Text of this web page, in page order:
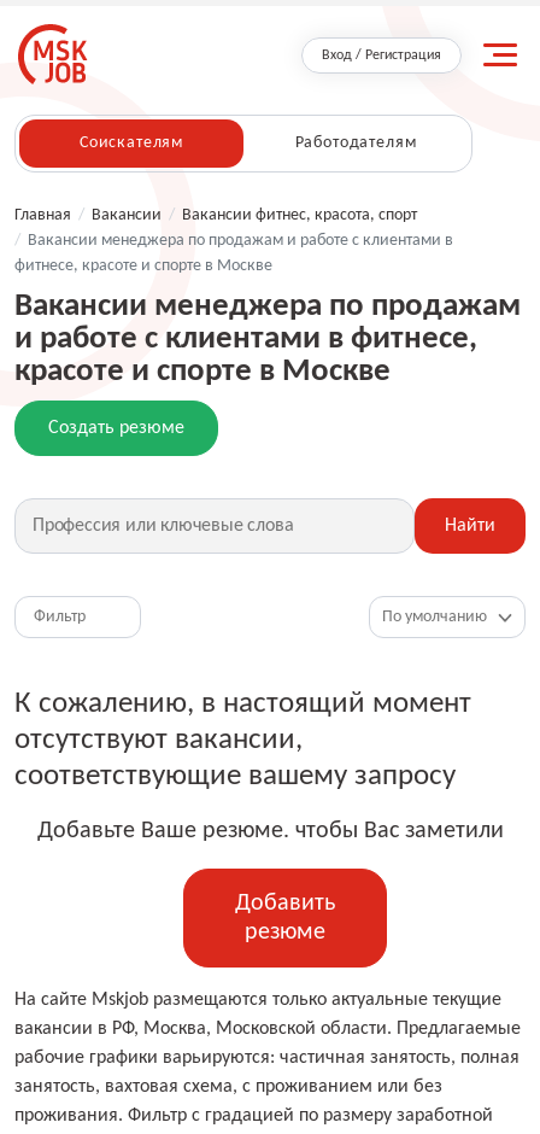
Вход / Регистрация
Соискателям Работодателям
Главная / Вакансии / Вакансии фитнес, красота, спорт
/ Вакансии менеджера по продажам и работе с клиентами в
фитнесе, красоте и спорте в Москве
Вакансии менеджера по продажам
и работе с клиентами в фитнесе,
красоте и спорте в Москве
Создать резюме
Найти
Фильтр
К сожалению, в настоящий момент
отсутствуют вакансии,
соответствующие вашему запросу
Добавьте Ваше резюме. чтобы Вас заметили
Добавить
резюме
На сайте Mskjob размещаются только актуальные текущие
вакансии в РФ, Москва, Московской области. Предлагаемые
рабочие графики варьируются: частичная занятость, полная
занятость, вахтовая схема, с проживанием или без
проживания. Фильтр с градацией по размеру заработной